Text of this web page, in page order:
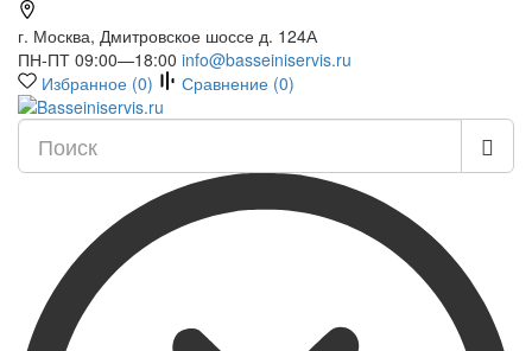
г. Москва, Дмитровское шоссе д. 124А
ПН-ПТ 09:00—18:00 info@basseiniservis.ru
Избранное (0) Сравнение (0)